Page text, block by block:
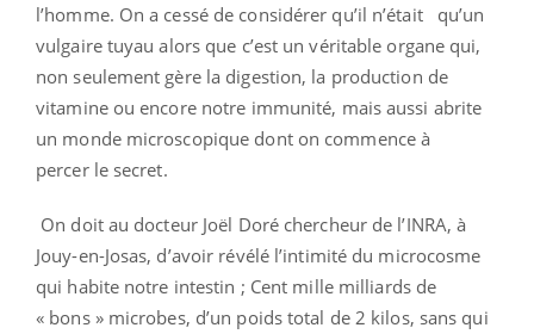
l’homme. On a cessé de considérer qu’il n’était qu’un
vulgaire tuyau alors que c’est un véritable organe qui,
non seulement gère la digestion, la production de
vitamine ou encore notre immunité, mais aussi abrite
un monde microscopique dont on commence à
percer le secret.
On doit au docteur Joël Doré chercheur de l’INRA, à
Jouy-en-Josas, d’avoir révélé l’intimité du microcosme
qui habite notre intestin ; Cent mille milliards de
« bons » microbes, d’un poids total de 2 kilos, sans qui